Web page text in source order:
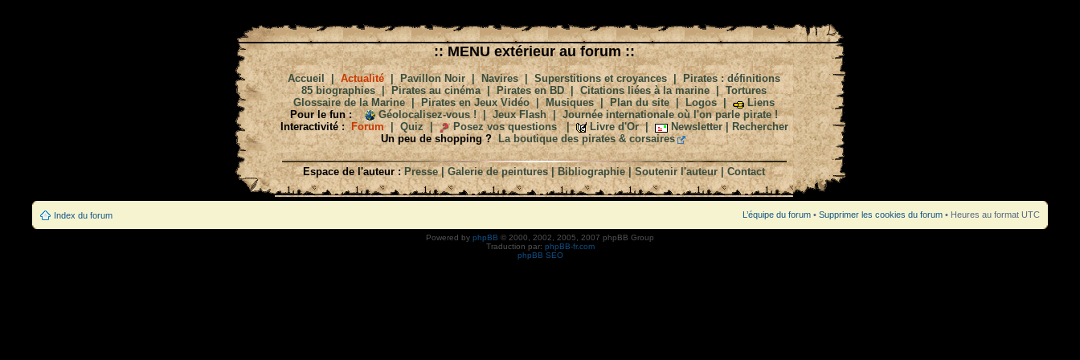
:: MENU extérieur au forum ::
Accueil |Actualité|Pavillon Noir|Navires|Superstitions et croyances|Pirates : définitions
85 biographies| Pirates au cinéma|Pirates en BD|Citations liées à la marine|Tortures
Glossaire de la Marine|Pirates en Jeux Vidéo|Musiques|Plan du site|Logos|
Liens
Pour le fun :
Géolocalisez-vous !|Jeux Flash|Journée internationale où l'on parle pirate !
Interactivité : Forum| Quiz| Posez vos questions| Livre d'Or| Newsletter| Rechercher
Un peu de shopping ?
La boutique des pirates & corsaires
Espace de l'auteur : Presse|Galerie de peintures|Bibliographie|Soutenir l'auteur|Contact
Index du forum L’équipe du forum • Supprimer les cookies du forum • Heures au format UTC
Powered by phpBB © 2000, 2002, 2005, 2007 phpBB Group
Traduction par: phpBB-fr.com
phpBB SEO